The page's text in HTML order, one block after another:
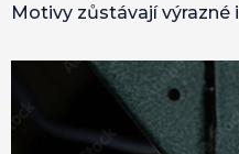
Motivy zůstávají výrazné